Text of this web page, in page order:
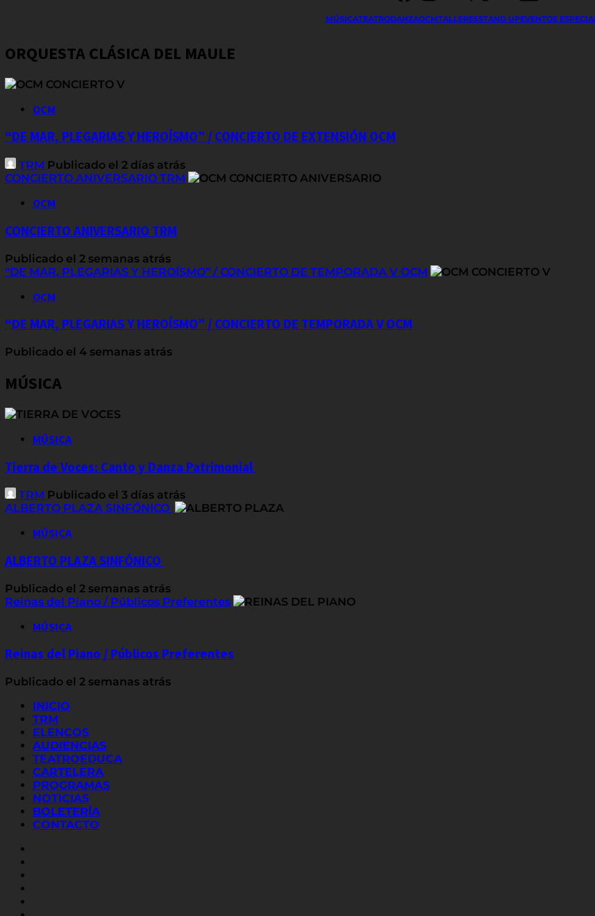
MÚSICATEATRODANZAOCMTALLERESSTAND UPEVENTOS
ORQUESTA CLÁSICA DEL MAULE
OCM
“DE MAR, PLEGARIAS Y HEROÍSMO” / CONCIERTO DE EXTENSIÓN OCM
TRM Publicado el 2 días atrás
CONCIERTO ANIVERSARIO TRM
OCM
CONCIERTO ANIVERSARIO TRM
Publicado el 2 semanas atrás
“DE MAR, PLEGARIAS Y HEROÍSMO” / CONCIERTO DE TEMPORADA V OCM
OCM
“DE MAR, PLEGARIAS Y HEROÍSMO” / CONCIERTO DE TEMPORADA V OCM
Publicado el 4 semanas atrás
MÚSICA
MÚSICA
Tierra de Voces: Canto y Danza Patrimonial
TRM Publicado el 3 días atrás
ALBERTO PLAZA SINFÓNICO
MÚSICA
ALBERTO PLAZA SINFÓNICO
Publicado el 2 semanas atrás
Reinas del Piano / Públicos Preferentes
MÚSICA
Reinas del Piano / Públicos Preferentes
Publicado el 2 semanas atrás
INICIO
TRM
ELENCOS
AUDIENCIAS
TEATROEDUCA
CARTELERA
PROGRAMAS
NOTICIAS
BOLETERÍA
CONTACTO